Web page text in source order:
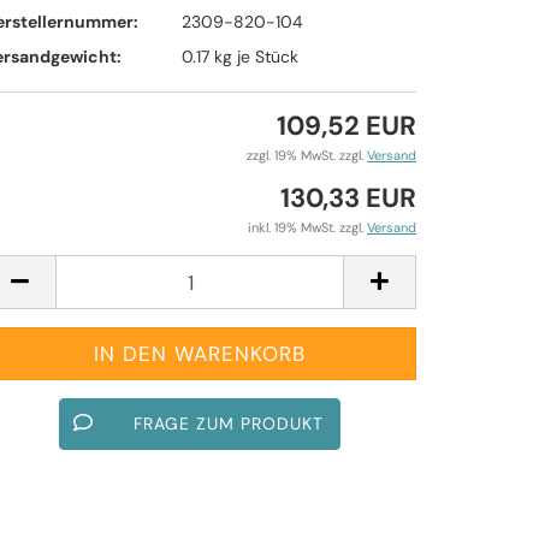
2309-820-104
0.17 kg je Stück
109,52 EUR
zzgl. 19% MwSt. zzgl. Versand
130,33 EUR
inkl. 19% MwSt. zzgl. Versand
FRAGE ZUM PRODUKT